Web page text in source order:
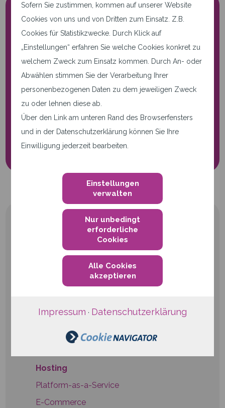
Sofern Sie zustimmen, kommen auf unserer Website
Cookies von uns und von Dritten zum Einsatz. Z.B.
Cookies für Statistikzwecke. Durch Klick auf
„Einstellungen“ erfahren Sie welche Cookies konkret zu
welchem Zweck zum Einsatz kommen. Durch An- oder
Abwählen stimmen Sie der Verarbeitung Ihrer
personenbezogenen Daten zu dem jeweiligen Zweck
zu oder lehnen diese ab.
Über den Link am unteren Rand des Browserfensters
und in der Datenschutzerklärung können Sie Ihre
Einwilligung jederzeit bearbeiten.
Einstellungen
verwalten
Nur unbedingt
erforderliche
Cookies
Alle Cookies
akzeptieren
Impressum · Datenschutzerklärung
Nur notwendige Cookies.
Diese Seite verwendet nur
notwendige Cookies.
Cookie-Einstellungen
qwertiko GmbH
Waldstraße 41-43
info@qwertiko.de
Hosting
Platform-as-a-Service
E-Commerce